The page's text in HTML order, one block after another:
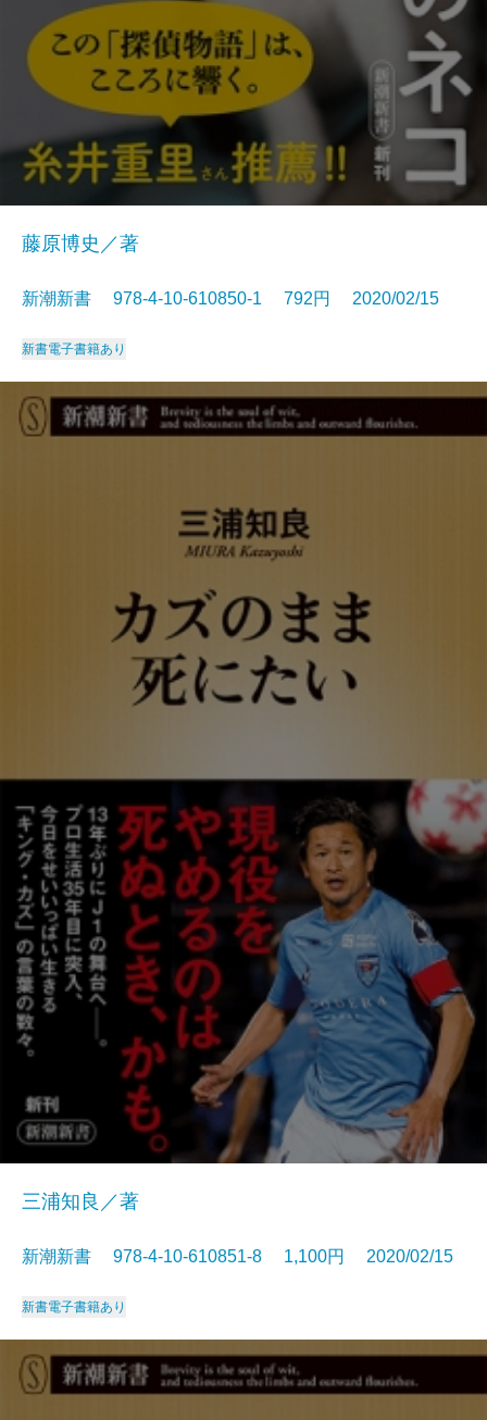
藤原博史／著
新潮新書 978-4-10-610850-1 792円 2020/02/15
新書電子書籍あり
三浦知良／著
新潮新書 978-4-10-610851-8 1,100円 2020/02/15
新書電子書籍あり